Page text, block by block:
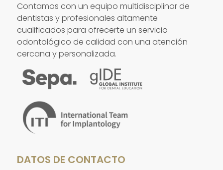
Contamos con un equipo multidisciplinar de
dentistas y profesionales altamente
cualificados para ofrecerte un servicio
odontológico de calidad con una atención
cercana y personalizada.
DATOS DE CONTACTO